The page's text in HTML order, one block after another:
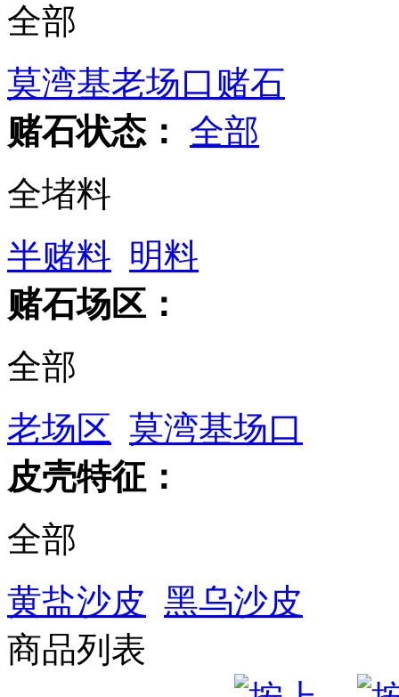
全部
莫湾基老场口赌石
赌石状态：
全部
全堵料
半赌料 明料
赌石场区：
全部
老场区 莫湾基场口
皮壳特征：
全部
黄盐沙皮 黑乌沙皮
商品列表